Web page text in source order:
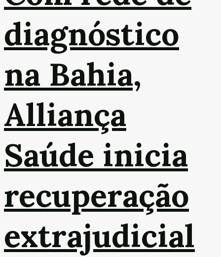
diagnóstico
na Bahia,
Alliança
Saúde inicia
recuperação
extrajudicial